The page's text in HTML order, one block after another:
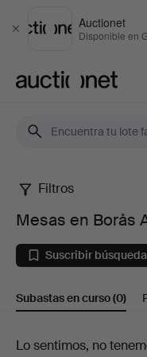
Cerrar
Auctionet
Disponible en
Mesas
en
Borås
Auktionshall
Filtros
Mesas en Borås
Suscribir búsqueda
Subastas en curso(0)
Subastas
Lo sentimos, no